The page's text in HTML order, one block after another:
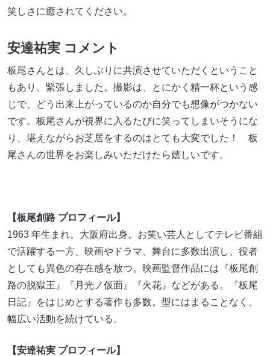
笑しさに癒されてください。
安達祐実 コメント
板尾さんとは、久しぶりに共演させていただくということ
もあり、緊張しました。撮影は、とにかく精一杯という感
じで、どう出来上がっているのか自分でも想像がつかない
です。板尾さんが視界に入るたびに笑ってしまいそうにな
り、堪えながらお芝居をするのはとても大変でした！ 板
尾さんの世界をお楽しみいただけたら嬉しいです。
【板尾創路 プロフィール】
1963 年生まれ。大阪府出身。お笑い芸人としてテレビ番組
で活躍する一方、映画やドラマ、舞台に多数出演し、役者
としても異色の存在感を放つ。映画監督作品には『板尾創
路の脱獄王』『月光ノ仮面』『火花』などがある。『板尾
日記』をはじめとする著作も多数。型にはまることなく、
幅広い活動を続けている。
【安達祐実 プロフィール】